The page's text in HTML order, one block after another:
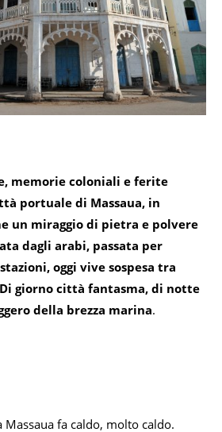
memorie coloniali e ferite
portuale di Massaua, in
un miraggio di pietra e polvere
dagli arabi, passata per
oggi vive sospesa tra
giorno città fantasma, di notte
della brezza marina.
Massaua fa caldo, molto caldo.